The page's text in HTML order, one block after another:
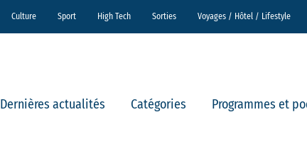
Culture Sport High Tech Sorties Voyages / Hôtel / Lifestyle
Dernières actualités Catégories Programmes et